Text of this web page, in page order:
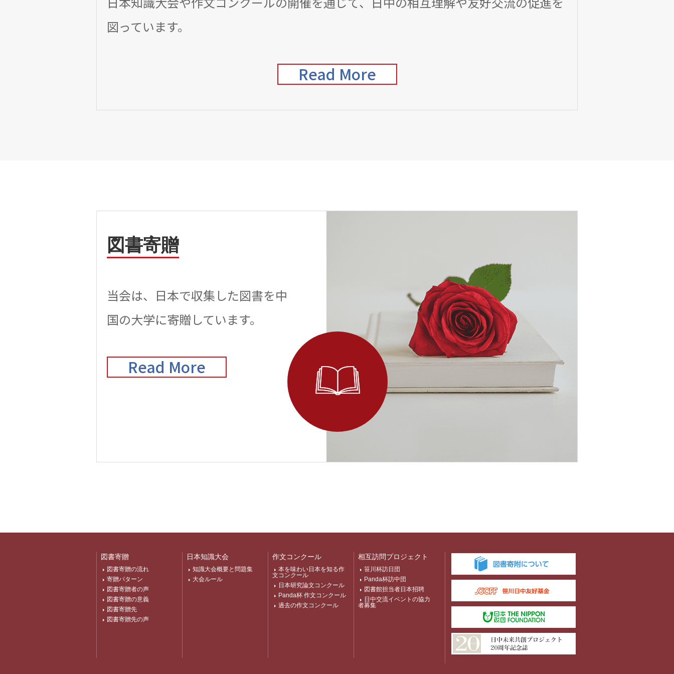
図っています。
Read More
図書寄贈
当会は、日本で収集した図書を中
国の大学に寄贈しています。
Read More
図書寄贈
図書寄贈の流れ
寄贈パターン
図書寄贈者の声
図書寄贈の意義
図書寄贈先
図書寄贈先の声
日本知識大会
知識大会概要と問題集
大会ルール
作文コンクール
本を味わい日本を知る作
文コンクール
日本研究論文コンクール
Panda杯 作文コンクール
過去の作文コンクール
相互訪問プロジェクト
笹川杯訪日団
Panda杯訪中団
図書館担当者日本招聘
日中交流イベントの協力
者募集